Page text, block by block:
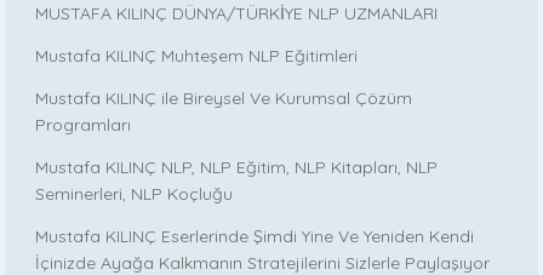
MUSTAFA KILINÇ DÜNYA/TÜRKİYE NLP UZMANLARI
Mustafa KILINÇ Muhteşem NLP Eğitimleri
Mustafa KILINÇ ile Bireysel Ve Kurumsal Çözüm
Programları
Mustafa KILINÇ NLP, NLP Eğitim, NLP Kitapları, NLP
Seminerleri, NLP Koçluğu
Mustafa KILINÇ Eserlerinde Şimdi Yine Ve Yeniden Kendi
İçinizde Ayağa Kalkmanın Stratejilerini Sizlerle Paylaşıyor